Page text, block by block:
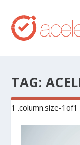
TAG: